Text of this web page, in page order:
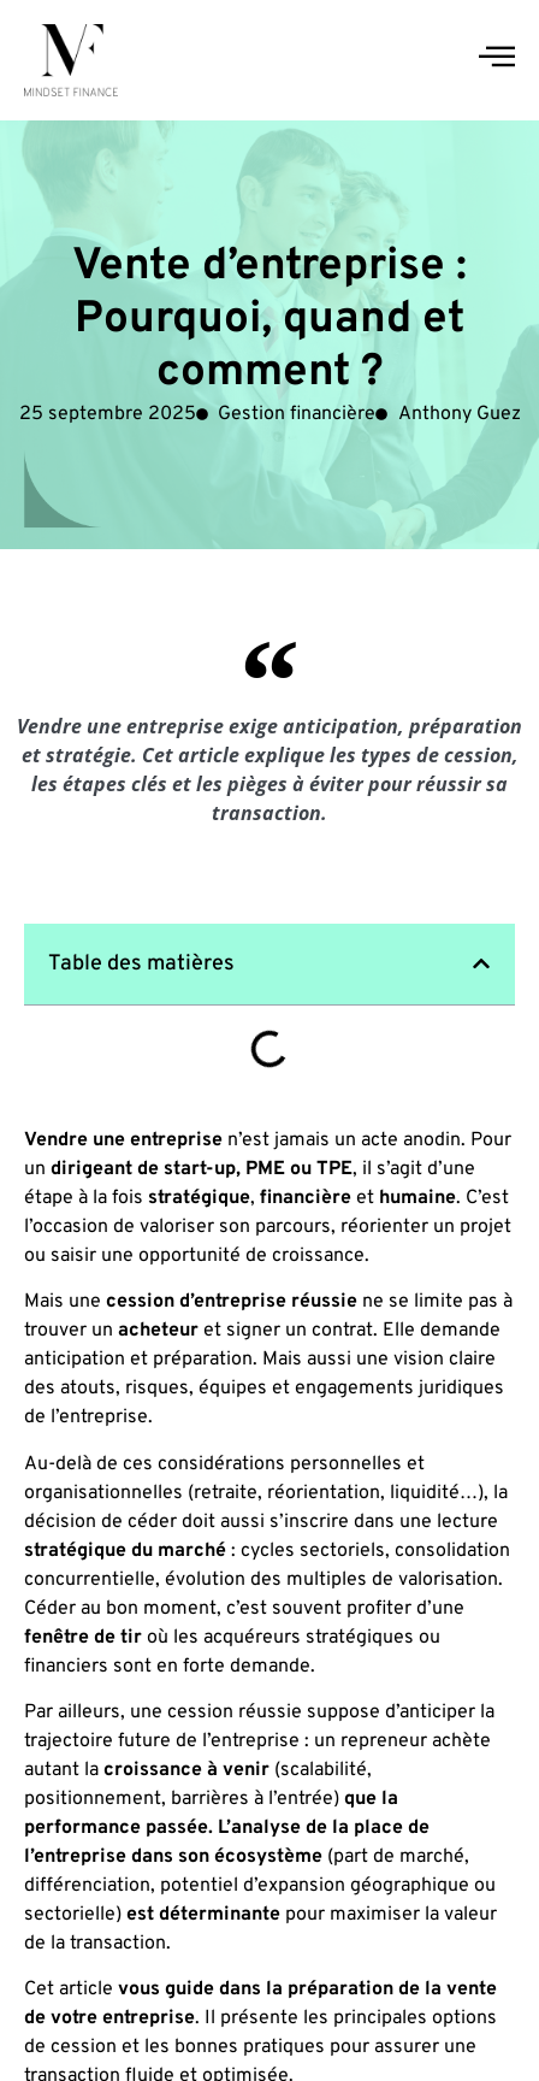
Vente d’entreprise :
Pourquoi, quand et
comment ?
25 septembre 2025 Gestion financière Anthony Guez
Vendre une entreprise exige anticipation, préparation
et stratégie. Cet article explique les types de cession,
les étapes clés et les pièges à éviter pour réussir sa
transaction.
Vendre une entreprise n’est jamais un acte anodin. Pour
un dirigeant de start-up, PME ou TPE, il s’agit d’une
étape à la fois stratégique, financière et humaine. C’est
l’occasion de valoriser son parcours, réorienter un projet
ou saisir une opportunité de croissance.
Mais une cession d’entreprise réussie ne se limite pas à
trouver un acheteur et signer un contrat. Elle demande
anticipation et préparation. Mais aussi une vision claire
des atouts, risques, équipes et engagements juridiques
de l’entreprise.
Au-delà de ces considérations personnelles et
organisationnelles (retraite, réorientation, liquidité…), la
décision de céder doit aussi s’inscrire dans une lecture
stratégique du marché : cycles sectoriels, consolidation
concurrentielle, évolution des multiples de valorisation.
Céder au bon moment, c’est souvent profiter d’une
fenêtre de tir où les acquéreurs stratégiques ou
financiers sont en forte demande.
Par ailleurs, une cession réussie suppose d’anticiper la
trajectoire future de l’entreprise : un repreneur achète
autant la croissance à venir (scalabilité,
positionnement, barrières à l’entrée) que la
performance passée. L’analyse de la place de
l’entreprise dans son écosystème (part de marché,
différenciation, potentiel d’expansion géographique ou
sectorielle) est déterminante pour maximiser la valeur
de la transaction.
Cet article vous guide dans la préparation de la vente
de votre entreprise. Il présente les principales options
de cession et les bonnes pratiques pour assurer une
Table des matières